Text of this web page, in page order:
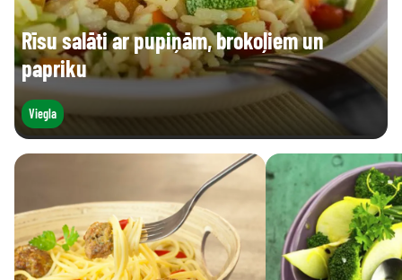
Rīsu salāti ar pupiņām, brokoļiem un
papriku
Viegla